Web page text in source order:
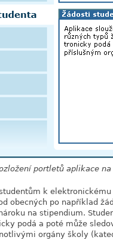
portletů aplikace
k
obecných po například
na stipendium.
podá a poté může
orgány školy